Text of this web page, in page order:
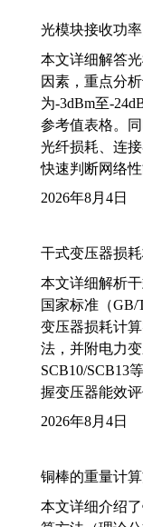
光模块接收功
本文详细解答
因素，重点分
为-3dBm至-
参考值表格。
光纤损耗、连
快速判断网络性
2026年8月4日
干式变压器损
本文详细解析
国家标准（GB/
变压器损耗计
法，并附电力
SCB10/SCB13
握变压器能效评
2026年8月4日
铜棒的重量计
本文详细介绍